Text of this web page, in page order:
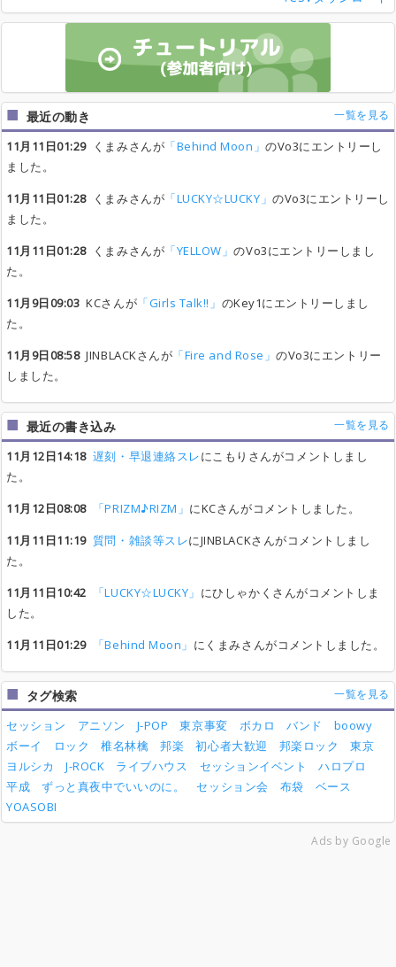
最近の動き 一覧を見る
11月11日01:29くまみさんが 「Behind Moon」のVo3にエントリーし
ました。
11月11日01:28くまみさんが 「LUCKY☆LUCKY」のVo3にエントリーし
ました。
11月11日01:28くまみさんが 「YELLOW」のVo3にエントリーしまし
た。
11月9日09:03 KCさんが 「Girls Talk!!」 のKey1にエントリーしまし
た。
11月9日08:58JINBLACKさんが 「Fire and Rose」のVo3にエントリー
しました。
最近の書き込み 一覧を見る
11月12日14:18 遅刻・早退連絡スレにこもりさんがコメントしまし
た。
11月12日08:08
「PRIZM♪RIZM」 にKCさんがコメントしました。
11月11日11:19 質問・雑談等スレにJINBLACKさんがコメントしまし
た。
11月11日10:42
「LUCKY☆LUCKY」 にひしゃかくさんがコメントしま
した。
11月11日01:29
「Behind Moon」 にくまみさんがコメントしました。
タグ検索 一覧を見る
セッション アニソン J-POP 東京事変 ボカロ バンド
boowy
ボーイ
ロック 椎名林檎 邦楽 初心者大歓迎 邦楽ロック
東京
ヨルシカ
J-ROCK ライブハウス セッションイベント
ハロプロ
平成
ずっと真夜中でいいのに。 セッション会 布袋
ベース
YOASOBI
Ads by Google